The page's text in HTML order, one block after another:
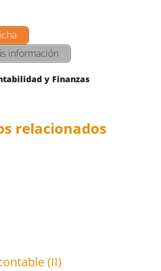
información
y Finanzas
relacionados
(II)